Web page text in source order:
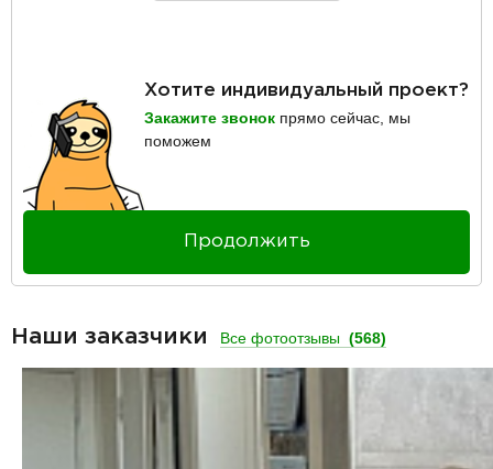
Хотите индивидуальный проект?
Закажите звонок прямо сейчас, мы
поможем
Продолжить
Наши заказчики Все фотоотзывы (568)